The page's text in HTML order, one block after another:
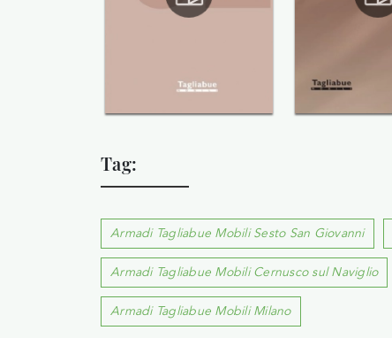
Tag:
Armadi Tagliabue Mobili Sesto San Giovanni
Armadi Tagliabue Mobili Cernusco sul Naviglio
Armadi Tagliabue Mobili Milano